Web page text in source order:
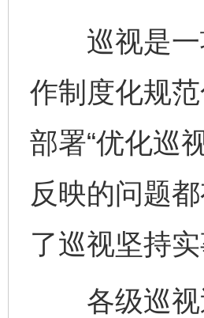
巡视是一
作制度化规
部署“优化巡
反映的问题
了巡视坚持
各级巡视